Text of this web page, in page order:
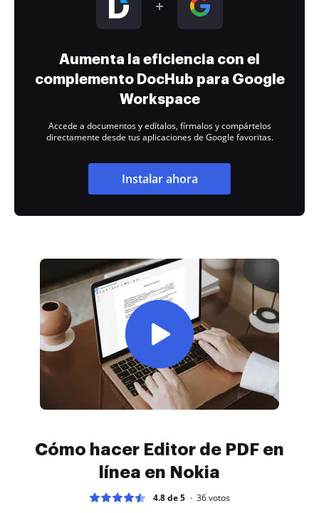
Aumenta la eficiencia con el
complemento DocHub para Google
Workspace
Accede a documentos y edítalos, fírmalos y compártelos
directamente desde tus aplicaciones de Google favoritas.
Instalar ahora
Cómo hacer Editor de PDF en
línea en Nokia
4.8 de 5 36votos